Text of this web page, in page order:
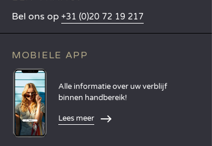
Bel ons op +31 (0)20 72 19 217
MOBIELE APP
Alle informatie over uw verblijf
binnen handbereik!
Lees meer